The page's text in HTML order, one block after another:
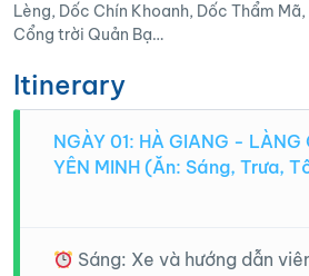
Lèng, Dốc Chín Khoanh, Dốc Thẩm
Cổng trời Quản Bạ…
Itinerary
NGÀY 01: HÀ GIANG - LÀNG
YÊN MINH (Ăn: Sáng, Trưa,
Sáng: Xe và hướng dẫn